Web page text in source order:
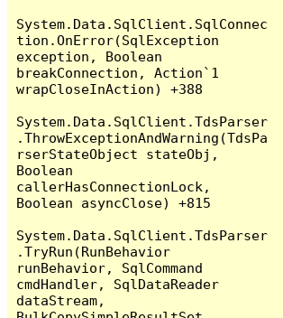
System.Data.SqlClient.SqlConnec
tion.OnError(SqlException
exception, Boolean
breakConnection, Action`1
wrapCloseInAction) +388
System.Data.SqlClient.TdsParser
.ThrowExceptionAndWarning(TdsPa
rserStateObject stateObj,
Boolean
callerHasConnectionLock,
Boolean asyncClose) +815
System.Data.SqlClient.TdsParser
.TryRun(RunBehavior
runBehavior, SqlCommand
cmdHandler, SqlDataReader
dataStream,